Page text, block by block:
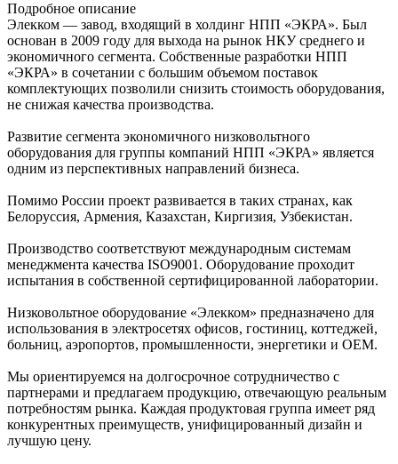
Подробное описание
Элекком — завод, входящий в холдинг НПП «ЭКРА». Был
основан в 2009 году для выхода на рынок НКУ среднего и
экономичного сегмента. Собственные разработки НПП
«ЭКРА» в сочетании с большим объемом поставок
комплектующих позволили снизить стоимость оборудования,
не снижая качества производства.
Развитие сегмента экономичного низковольтного
оборудования для группы компаний НПП «ЭКРА» является
одним из перспективных направлений бизнеса.
Помимо России проект развивается в таких странах, как
Белоруссия, Армения, Казахстан, Киргизия, Узбекистан.
Производство соответствуют международным системам
менеджмента качества ISO9001. Оборудование проходит
испытания в собственной сертифицированной лаборатории.
Низковольтное оборудование «Элекком» предназначено для
использования в электросетях офисов, гостиниц, коттеджей,
больниц, аэропортов, промышленности, энергетики и ОЕМ.
Мы ориентируемся на долгосрочное сотрудничество с
партнерами и предлагаем продукцию, отвечающую реальным
потребностям рынка. Каждая продуктовая группа имеет ряд
конкурентных преимуществ, унифицированный дизайн и
лучшую цену.